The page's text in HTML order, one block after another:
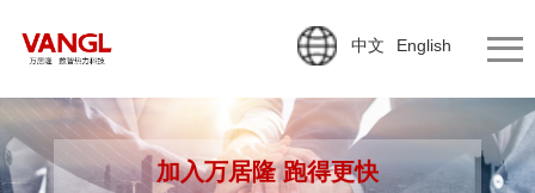
中文 English
加入万居隆 跑得更快